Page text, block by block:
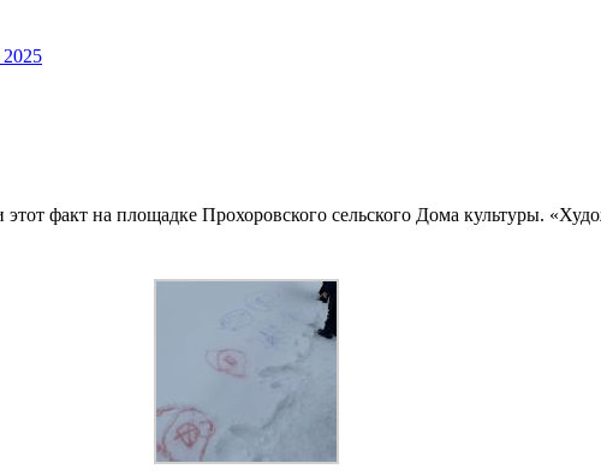
2025
факт на площадке Прохоровского сельского Дома культуры.